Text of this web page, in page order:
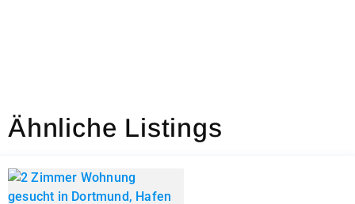
Ähnliche Listings